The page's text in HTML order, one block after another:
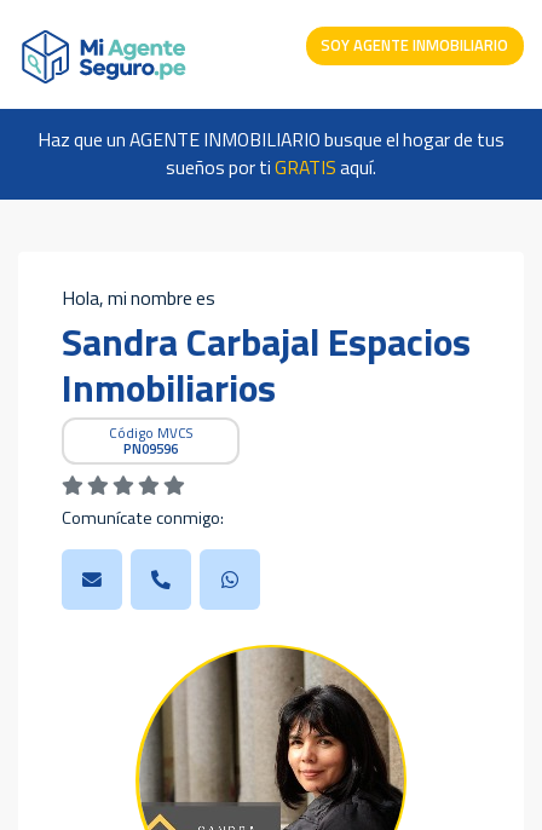
SOY AGENTE INMOBILIARIO
Haz que un AGENTE INMOBILIARIO busque el hogar de tus
sueños por tiGRATISaquí.
Hola, mi nombre es
Sandra Carbajal Espacios
Inmobiliarios
Código MVCS
PN09596
Comunícate conmigo: